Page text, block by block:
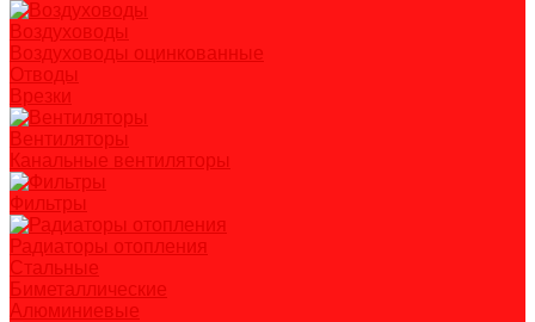
Воздуховоды
Воздуховоды оцинкованные
Отводы
Врезки
Вентиляторы
Канальные вентиляторы
Фильтры
Радиаторы отопления
Стальные
Биметаллические
Алюминиевые